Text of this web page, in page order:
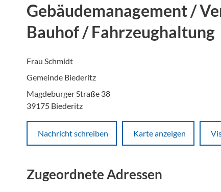
Gebäudemanagement /
Bauhof / Fahrzeughaltung
Frau Schmidt
Gemeinde Biederitz
Magdeburger Straße 38
39175 Biederitz
Nachricht schreiben Karte anzeigen
Zugeordnete Adressen